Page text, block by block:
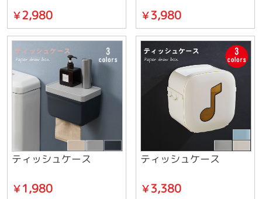
￥2,980 ￥3,980
ティッシュケース
￥1,980
ティッシュケース
￥3,380